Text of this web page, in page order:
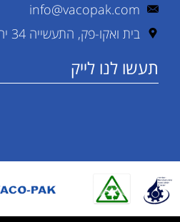
info@vacopak.com
בית ואקו-פק, התעשייה 34 יהוד, 5610002 ת.ד 78.
תעשו לנו לייק